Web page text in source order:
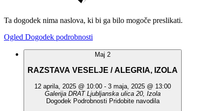
Ta dogodek nima naslova, ki bi ga bilo mogoče preslikati.
Ogled Dogodek podrobnosti
Maj 2
RAZSTAVA VESELJE / ALEGRIA, IZOLA
12 aprila, 2025 @ 10:00 - 3 maja, 2025 @ 13:00
Galerija DRAT
Ljubljanska ulica 20, Izola
Dogodek Podrobnosti Pridobite navodila